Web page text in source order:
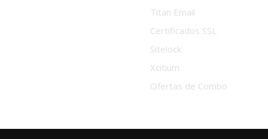
Titan Email
Certificados SSL
Sitelock
Xcitium
Ofertas de Combo